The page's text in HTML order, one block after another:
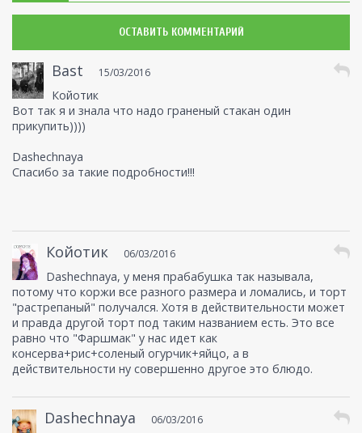
ОСТАВИТЬ КОММЕНТАРИЙ
Bast 15/03/2016
Койотик
Вот так я и знала что надо граненый стакан один
прикупить))))
Dashechnaya
Спасибо за такие подробности!!!
Койотик 06/03/2016
Dashechnaya, у меня прабабушка так называла,
потому что коржи все разного размера и ломались, и торт
"растрепаный" получался. Хотя в действительности может
и правда другой торт под таким названием есть. Это все
равно что "Фаршмак" у нас идет как
консерва+рис+соленый огурчик+яйцо, а в
действительности ну совершенно другое это блюдо.
Dashechnaya 06/03/2016